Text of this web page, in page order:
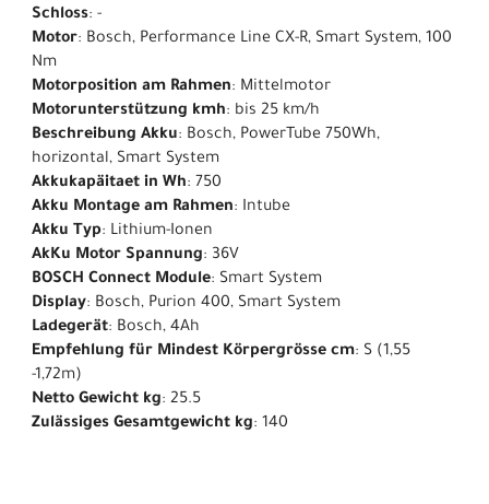
Schloss: -
Motor: Bosch, Performance Line CX-R, Smart System, 100
Nm
Motorposition am Rahmen: Mittelmotor
Motorunterstützung kmh: bis 25 km/h
Beschreibung Akku: Bosch, PowerTube 750Wh,
horizontal, Smart System
Akkukapäitaet in Wh: 750
Akku Montage am Rahmen: Intube
Akku Typ: Lithium-Ionen
AkKu Motor Spannung: 36V
BOSCH Connect Module: Smart System
Display: Bosch, Purion 400, Smart System
Ladegerät: Bosch, 4Ah
Empfehlung für Mindest Körpergrösse cm: S (1,55
-1,72m)
Netto Gewicht kg: 25.5
Zulässiges Gesamtgewicht kg: 140